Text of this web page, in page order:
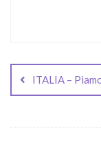
deITALIA –